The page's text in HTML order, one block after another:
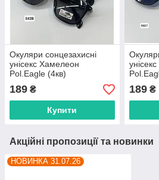
Окуляри сонцезахисні
унісекс Хамелеон
Pol.Eagle (4кв)
"ACCESSORIES" недорого
від прямого
постачальника
189 ₴
Купити
від
189₴
Акційні пропозиції та новинки
НОВИНКА 31.07.26